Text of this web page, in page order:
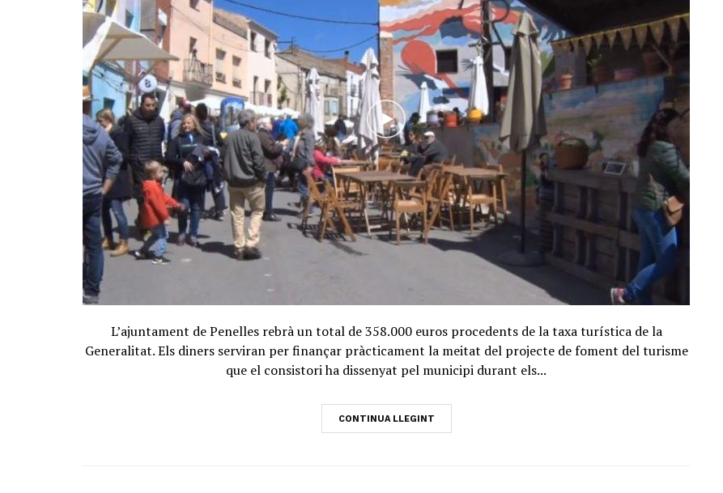
L’ajuntament de Penelles rebrà un total de 358.000 euros procedents de la taxa turística de la
Generalitat. Els diners serviran per finançar pràcticament la meitat del projecte de foment del turisme
que el consistori ha dissenyat pel municipi durant els...
CONTINUA LLEGINT